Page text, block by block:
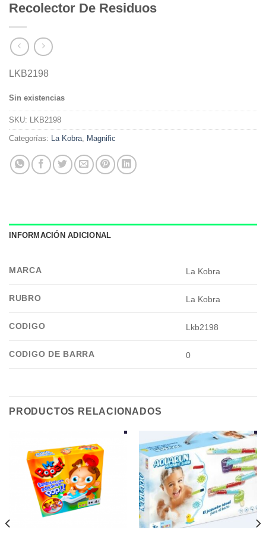
Recolector De Residuos
LKB2198
Sin existencias
SKU: LKB2198
Categorías: La Kobra Magnific
INFORMACIÓN ADICIONAL
MARCA La Kobra
RUBRO La Kobra
CODIGO Lkb2198
CODIGO DE BARRA 0
PRODUCTOS RELACIONADOS